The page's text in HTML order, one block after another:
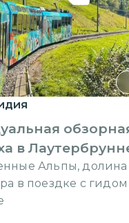
в
Альпы,
в поездке с